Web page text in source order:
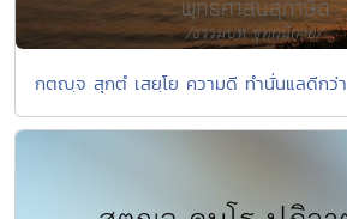
กตญฺจ สุกตํ เสยฺโย ความดี ทำนั่นแลดีกว่า